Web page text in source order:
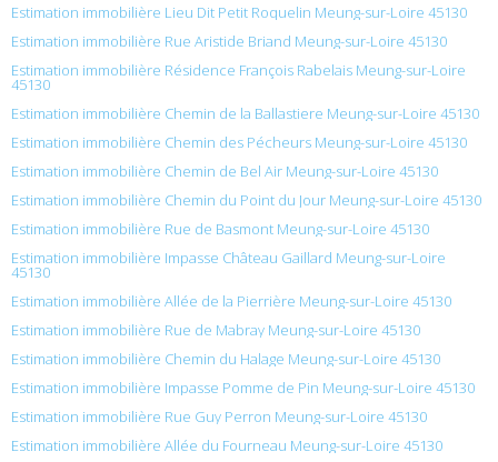
Estimation immobilière Lieu Dit Petit Roquelin Meung-sur-Loire 45130
Estimation immobilière Rue Aristide Briand Meung-sur-Loire 45130
Estimation immobilière Résidence François Rabelais Meung-sur-Loire
45130
Estimation immobilière Chemin de la Ballastiere Meung-sur-Loire 45130
Estimation immobilière Chemin des Pécheurs Meung-sur-Loire 45130
Estimation immobilière Chemin de Bel Air Meung-sur-Loire 45130
Estimation immobilière Chemin du Point du Jour Meung-sur-Loire 45130
Estimation immobilière Rue de Basmont Meung-sur-Loire 45130
Estimation immobilière Impasse Château Gaillard Meung-sur-Loire
45130
Estimation immobilière Allée de la Pierrière Meung-sur-Loire 45130
Estimation immobilière Rue de Mabray Meung-sur-Loire 45130
Estimation immobilière Chemin du Halage Meung-sur-Loire 45130
Estimation immobilière Impasse Pomme de Pin Meung-sur-Loire 45130
Estimation immobilière Rue Guy Perron Meung-sur-Loire 45130
Estimation immobilière Allée du Fourneau Meung-sur-Loire 45130